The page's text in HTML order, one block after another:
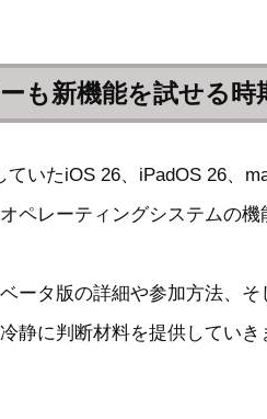
も新機能を試せる時
いたiOS 26、iPadOS 26、
ペレーティングシステムの
ータ版の詳細や参加方法、
静に判断材料を提供していき